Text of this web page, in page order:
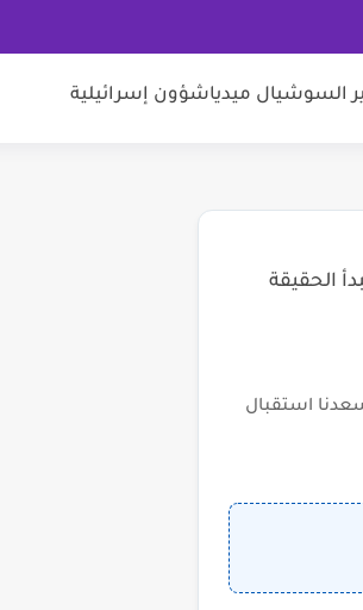
السوشيال ميدياشؤون إسرائيلية
الحقيقة
استقبال